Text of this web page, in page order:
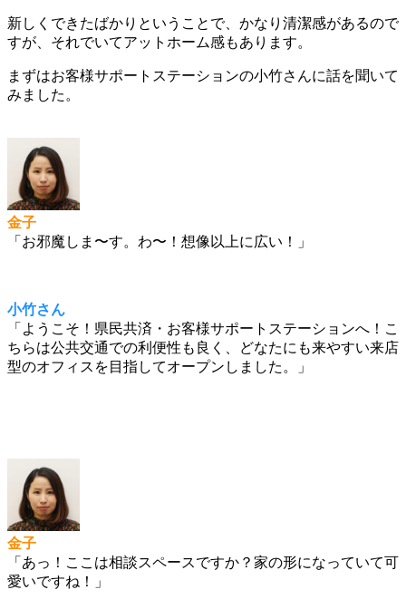
新しくできたばかりということで、かなり清潔感があるので
すが、それでいてアットホーム感もあります。
まずはお客様サポートステーションの小竹さんに話を聞いて
みました。
金子
「お邪魔しま〜す。わ〜！想像以上に広い！」
小竹さん
「ようこそ！県民共済・お客様サポートステーションへ！こ
ちらは公共交通での利便性も良く、どなたにも来やすい来店
型のオフィスを目指してオープンしました。」
金子
「あっ！ここは相談スペースですか？家の形になっていて可
愛いですね！」